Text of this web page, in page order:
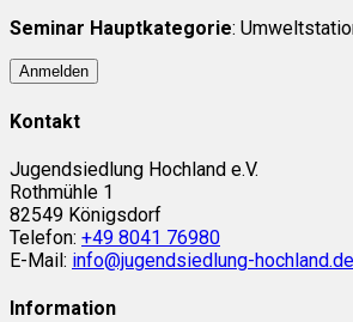
Seminar Hauptkategorie:
Anmelden
Kontakt
Jugendsiedlung Hochland e.V.
Rothmühle 1
82549 Königsdorf
Telefon: +49 8041 76980
E-Mail: info@jugendsiedlung-hochland.de
Information